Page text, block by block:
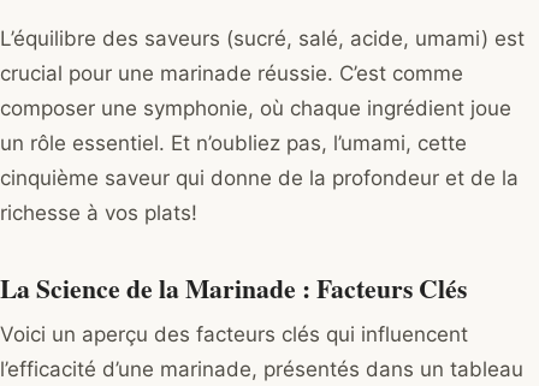
L’équilibre des saveurs (sucré, salé, acide, umami) est
crucial pour une marinade réussie. C’est comme
composer une symphonie, où chaque ingrédient joue
un rôle essentiel. Et n’oubliez pas, l’umami, cette
cinquième saveur qui donne de la profondeur et de la
richesse à vos plats!
La Science de la Marinade : Facteurs Clés
Voici un aperçu des facteurs clés qui influencent
l’efficacité d’une marinade, présentés dans un tableau